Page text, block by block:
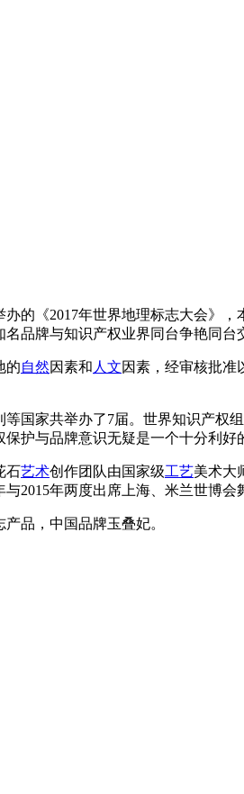
的《2017年世界地理标志大会》
品牌与知识产权业界同台争艳同台
的自然因素和 人文因素，经审核批准
国家共举办了7届。世界知识产权
护与品牌意识无疑是一个十分利好
石艺术创作团队由国家级工艺美术大
与2015年两度出席上海、米兰世博
品，中国品牌玉叠妃。